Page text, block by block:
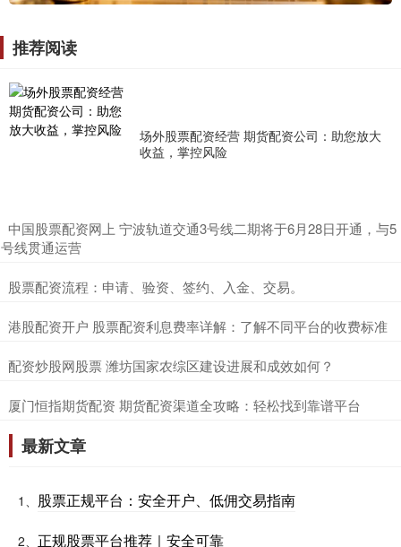
推荐阅读
场外股票配资经营 期货配资公司：助您放大
收益，掌控风险
​中国股票配资网上 宁波轨道交通3号线二期将于6月28日开通，与5
号线贯通运营
​股票配资流程：申请、验资、签约、入金、交易。
​港股配资开户 股票配资利息费率详解：了解不同平台的收费标准
​配资炒股网股票 潍坊国家农综区建设进展和成效如何？
​厦门恒指期货配资 期货配资渠道全攻略：轻松找到靠谱平台
最新文章
1、 股票正规平台：安全开户、低佣交易指南
2、 正规股票平台推荐｜安全可靠